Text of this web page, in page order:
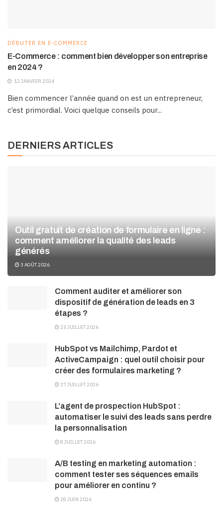
DÉBUTER EN E-COMMERCE
E-Commerce : comment bien développer son entreprise
en 2024 ?
12 JANVIER 2024
Bien commencer l’année quand on est un entrepreneur,
c’est primordial. Voici quelque conseils pour...
DERNIERS ARTICLES
Outil gratuit de création de formulaire en ligne :
comment améliorer la qualité des leads
générés
3 AOÛT 2026
Comment auditer et améliorer son
dispositif de génération de leads en 3
étapes ?
25 JUILLET 2026
HubSpot vs Mailchimp, Pardot et
ActiveCampaign : quel outil choisir pour
créer des formulaires marketing ?
17 JUILLET 2026
L’agent de prospection HubSpot :
automatiser le suivi des leads sans perdre
la personnalisation
8 JUILLET 2026
A/B testing en marketing automation :
comment tester ses séquences emails
pour améliorer en continu ?
28 JUIN 2026